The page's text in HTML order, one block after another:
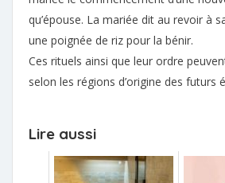
qu’épouse. La mariée dit au revoir à
une poignée de riz pour la bénir.
Ces rituels ainsi que leur ordre
selon les régions d’origine des futurs
Lire aussi